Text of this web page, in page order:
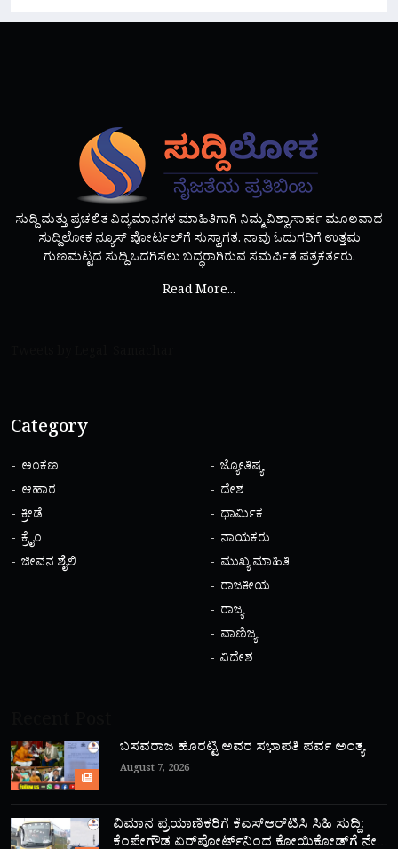
ಸುದ್ದಿ ಮತ್ತು ಪ್ರಚಲಿತ ವಿದ್ಯಮಾನಗಳ ಮಾಹಿತಿಗಾಗಿ ನಿಮ್ಮ ವಿಶ್ವಾಸಾರ್ಹ ಮೂಲವಾದ
ಸುದ್ದಿಲೋಕ ನ್ಯೂಸ್ ಪೋರ್ಟಲ್‌ಗೆ ಸುಸ್ವಾಗತ. ನಾವು ಓದುಗರಿಗೆ ಉತ್ತಮ
ಗುಣಮಟ್ಟದ ಸುದ್ದಿ ಒದಗಿಸಲು ಬದ್ಧರಾಗಿರುವ ಸಮರ್ಪಿತ ಪತ್ರಕರ್ತರು.
Read More...
Category
ಅಂಕಣ
ಆಹಾರ
ಕ್ರೀಡೆ
ಕ್ರೈಂ
ಜೀವನ ಶೈಲಿ
ಜ್ಯೋತಿಷ್ಯ
ದೇಶ
ಧಾರ್ಮಿಕ
ನಾಯಕರು
ಮುಖ್ಯ ಮಾಹಿತಿ
ರಾಜಕೀಯ
ರಾಜ್ಯ
ವಾಣಿಜ್ಯ
ವಿದೇಶ
ಬಸವರಾಜ ಹೊರಟ್ಟಿ ಅವರ ಸಭಾಪತಿ ಪರ್ವ ಅಂತ್ಯ
August 7, 2026
ವಿಮಾನ ಪ್ರಯಾಣಿಕರಿಗೆ ಕೆಎಸ್‌ಆರ್‌ಟಿಸಿ ಸಿಹಿ ಸುದ್ದಿ:
ಕೆಂಪೇಗೌಡ ಏರ್‌ಪೋರ್ಟ್‌ನಿಂದ ಕೋಯಿಕೋಡ್‌ಗೆ ನೇರ